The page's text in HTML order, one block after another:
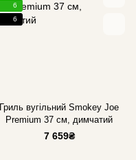
6
6
Гриль вугільний Smokey Joe
Premium 37 см, димчатий
7 659₴